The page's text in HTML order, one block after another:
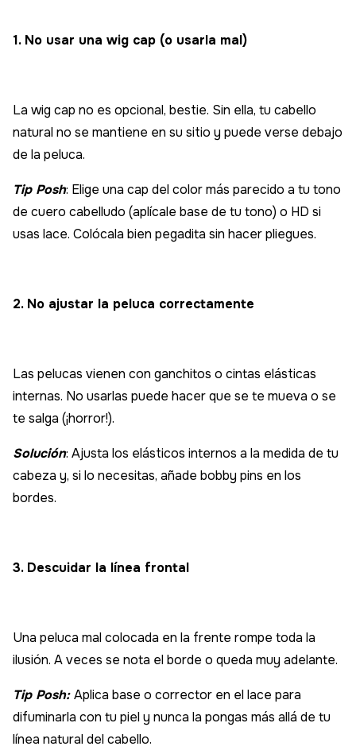
1. No usar una wig cap (o usarla mal)
La wig cap no es opcional, bestie. Sin ella, tu cabello
natural no se mantiene en su sitio y puede verse debajo
de la peluca.
Tip Posh: Elige una cap del color más parecido a tu tono
de cuero cabelludo (aplícale base de tu tono) o HD si
usas lace. Colócala bien pegadita sin hacer pliegues.
2. No ajustar la peluca correctamente
Las pelucas vienen con ganchitos o cintas elásticas
internas. No usarlas puede hacer que se te mueva o se
te salga (¡horror!).
Solución: Ajusta los elásticos internos a la medida de tu
cabeza y, si lo necesitas, añade bobby pins en los
bordes.
3. Descuidar la línea frontal
Una peluca mal colocada en la frente rompe toda la
ilusión. A veces se nota el borde o queda muy adelante.
Tip Posh:Aplica base o corrector en el lace para
difuminarla con tu piel y nunca la pongas más allá de tu
línea natural del cabello.